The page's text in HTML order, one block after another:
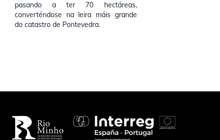
pasando a ter 70 hectáreas,
converténdose na leira máis grande
do catastro de Pontevedra.